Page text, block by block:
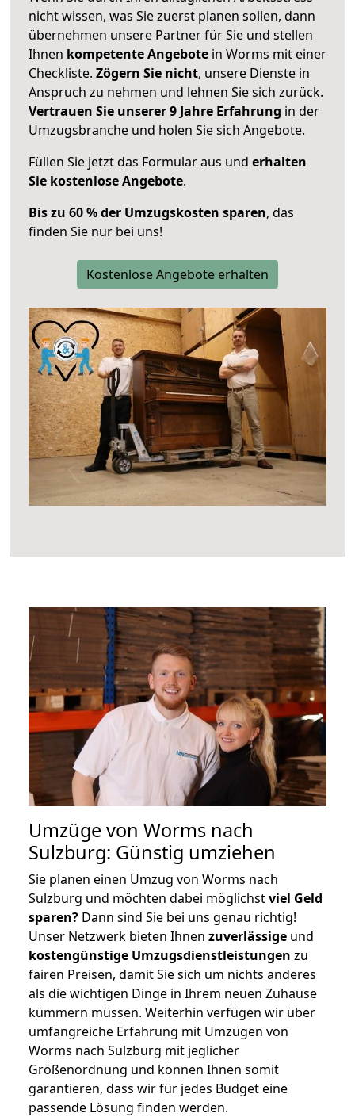
nicht wissen, was Sie zuerst planen sollen, dann
übernehmen unsere Partner für Sie und stellen
Ihnen kompetente Angebote in Worms mit einer
Checkliste. Zögern Sie nicht, unsere Dienste in
Anspruch zu nehmen und lehnen Sie sich zurück.
Vertrauen Sie unserer 9 Jahre Erfahrung in der
Umzugsbranche und holen Sie sich Angebote.
Füllen Sie jetzt das Formular aus und erhalten
Sie kostenlose Angebote.
Bis zu 60 % der Umzugskosten sparen, das
finden Sie nur bei uns!
Kostenlose Angebote erhalten
Umzüge von Worms nach
Sulzburg: Günstig umziehen
Sie planen einen Umzug von Worms nach
Sulzburg und möchten dabei möglichstviel Geld
sparen? Dann sind Sie bei uns genau richtig!
Unser Netzwerk bieten Ihnen zuverlässige und
kostengünstige Umzugsdienstleistungen zu
fairen Preisen, damit Sie sich um nichts anderes
als die wichtigen Dinge in Ihrem neuen Zuhause
kümmern müssen. Weiterhin verfügen wir über
umfangreiche Erfahrung mit Umzügen von
Worms nach Sulzburg mit jeglicher
Größenordnung und können Ihnen somit
garantieren, dass wir für jedes Budget eine
passende Lösung finden werden.